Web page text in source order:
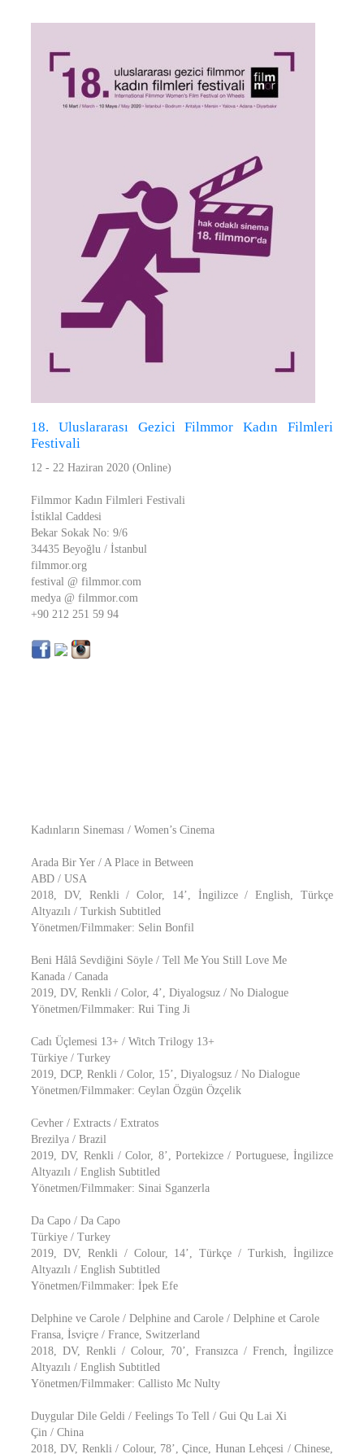
18. Uluslararası Gezici Filmmor Kadın Filmleri
Festivali
12 - 22 Haziran 2020 (Online)
Filmmor Kadın Filmleri Festivali
İstiklal Caddesi
Bekar Sokak No: 9/6
34435 Beyoğlu / İstanbul
filmmor.org
festival @ filmmor.com
medya @ filmmor.com
+90 212 251 59 94
Kadınların Sineması / Women’s Cinema
Arada Bir Yer / A Place in Between
ABD / USA
2018, DV, Renkli / Color, 14’, İngilizce / English, Türkçe
Altyazılı / Turkish Subtitled
Yönetmen/Filmmaker: Selin Bonfil
Beni Hâlâ Sevdiğini Söyle / Tell Me You Still Love Me
Kanada / Canada
2019, DV, Renkli / Color, 4’, Diyalogsuz / No Dialogue
Yönetmen/Filmmaker: Rui Ting Ji
Cadı Üçlemesi 13+ / Witch Trilogy 13+
Türkiye / Turkey
2019, DCP, Renkli / Color, 15’, Diyalogsuz / No Dialogue
Yönetmen/Filmmaker: Ceylan Özgün Özçelik
Cevher / Extracts / Extratos
Brezilya / Brazil
2019, DV, Renkli / Color, 8’, Portekizce / Portuguese, İngilizce
Altyazılı / English Subtitled
Yönetmen/Filmmaker: Sinai Sganzerla
Da Capo / Da Capo
Türkiye / Turkey
2019, DV, Renkli / Colour, 14’, Türkçe / Turkish, İngilizce
Altyazılı / English Subtitled
Yönetmen/Filmmaker: İpek Efe
Delphine ve Carole / Delphine and Carole / Delphine et Carole
Fransa, İsviçre / France, Switzerland
2018, DV, Renkli / Colour, 70’, Fransızca / French, İngilizce
Altyazılı / English Subtitled
Yönetmen/Filmmaker: Callisto Mc Nulty
Duygular Dile Geldi / Feelings To Tell / Gui Qu Lai Xi
Çin / China
2018, DV, Renkli / Colour, 78’, Çince, Hunan Lehçesi / Chinese,